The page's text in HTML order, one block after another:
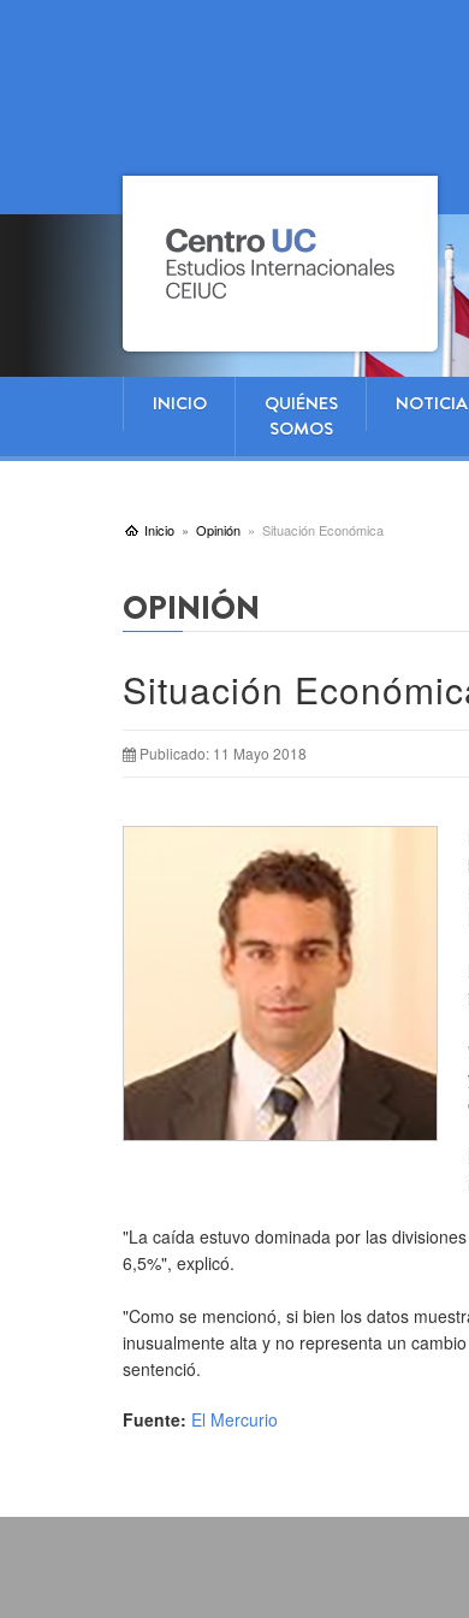
INICIO
QUIÉNES
SOMOS
Inicio Opinión Situación Económica
OPINIÓN
Situación
Publicado: 11 Mayo 2018
"La caída estuvo dominada por las
6,5%", explicó.
"Como se mencionó, si bien los datos
inusualmente alta y no representa un
sentenció.
Fuente: El Mercurio